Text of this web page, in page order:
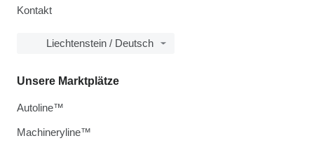
Kontakt
Liechtenstein / Deutsch
Unsere Marktplätze
Autoline™
Machineryline™